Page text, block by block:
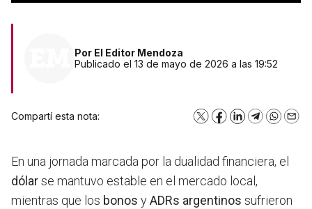
Por El Editor Mendoza
Publicado el 13 de mayo de 2026 a las 19:52
Compartí esta nota: X Facebook
LinkedInTelegram
En una jornada marcada por la dualidad financiera, el
dólarse mantuvo estable en el mercado local,
mientras que los bonos yADRs argentinos sufrieron